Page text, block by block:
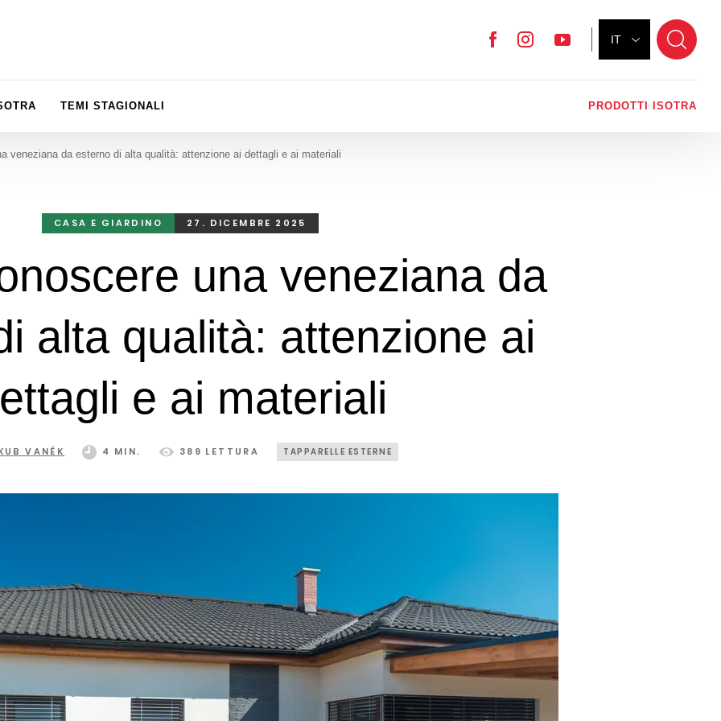
IT
YouTube
Instagram
Facebook
TEMI STAGIONALI PRODOTTI ISOTRA
veneziana da esterno di alta qualità: attenzione ai dettagli e ai materiali
CASA E GIARDINO 27. DICEMBRE 2025
una veneziana da
alta qualità: attenzione ai
e ai materiali
VANĚK 4 MIN. 389 LETTURA TAPPARELLE ESTERNE